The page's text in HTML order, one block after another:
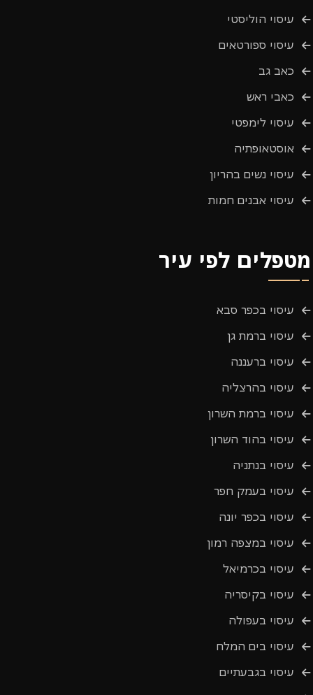
עיסוי הוליסטי
עיסוי ספורטאים
כאב גב
כאבי ראש
עיסוי לימפטי
אוסטאופתיה
עיסוי נשים בהריון
עיסוי אבנים חמות
מטפלים לפי עיר
עיסוי בכפר סבא
עיסוי ברמת גן
עיסוי ברעננה
עיסוי בהרצליה
עיסוי ברמת השרון
עיסוי בהוד השרון
עיסוי בנתניה
עיסוי בעמק חפר
עיסוי בכפר יונה
עיסוי במצפה רמון
עיסוי בכרמיאל
עיסוי בקיסריה
עיסוי בעפולה
עיסוי בים המלח
עיסוי בגבעתיים